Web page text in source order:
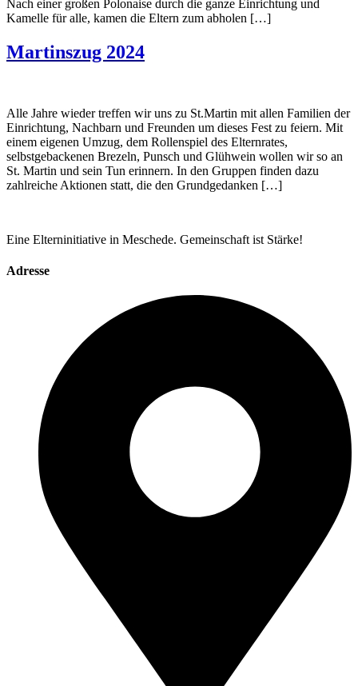
Nach einer großen Polonaise durch die ganze Einrichtung und
Kamelle für alle, kamen die Eltern zum abholen […]
Martinszug 2024
Alle Jahre wieder treffen wir uns zu St.Martin mit allen Familien der
Einrichtung, Nachbarn und Freunden um dieses Fest zu feiern. Mit
einem eigenen Umzug, dem Rollenspiel des Elternrates,
selbstgebackenen Brezeln, Punsch und Glühwein wollen wir so an
St. Martin und sein Tun erinnern. In den Gruppen finden dazu
zahlreiche Aktionen statt, die den Grundgedanken […]
Eine Elterninitiative in Meschede. Gemeinschaft ist Stärke!
Adresse